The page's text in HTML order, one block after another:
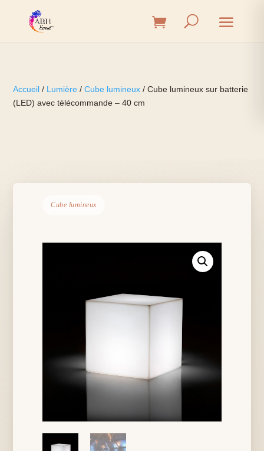
Accueil / Lumière /Cube lumineux / Cube lumineux sur batterie
(LED) avec télécommande – 40 cm
Cube lumineux